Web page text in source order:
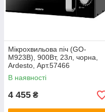
Мікрохвильова піч (GO-
M923B), 900Вт, 23л, чорна,
Ardesto, Арт.57466
В наявності
4 455 ₴